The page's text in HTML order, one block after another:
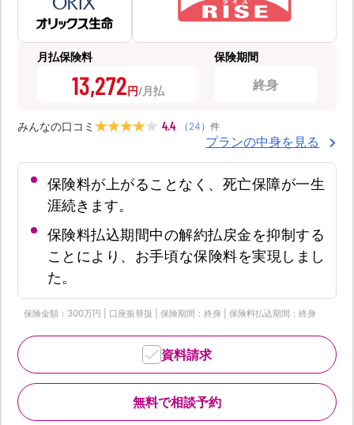
月払保険料
13,272円
保険期間
終身
みんなの口コミ 4.4 （ 24 ） 件
プランの中身を見る
保険料が上がることなく、死亡保障が一生
涯続きます。
保険料払込期間中の解約払戻金を抑制する
ことにより、お手頃な保険料を実現しまし
た。
保険金額：300万円 | 口座振替扱 | 保険期間：終身 | 保険料払込期間：終身
無料で相談予約
資料請求